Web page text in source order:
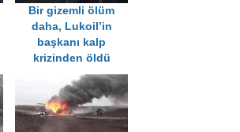
Bir gizemli ölüm
daha, Lukoil’in
başkanı kalp
krizinden öldü